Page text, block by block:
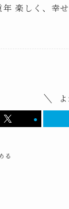
楽しく、幸
る